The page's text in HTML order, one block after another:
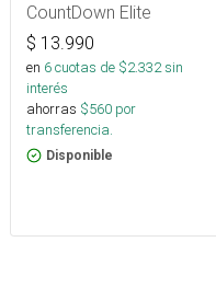
CountDown Elite
$ 13.990
en 6cuotas de $2.332sin
interés
ahorras $560 por
transferencia.
Disponible